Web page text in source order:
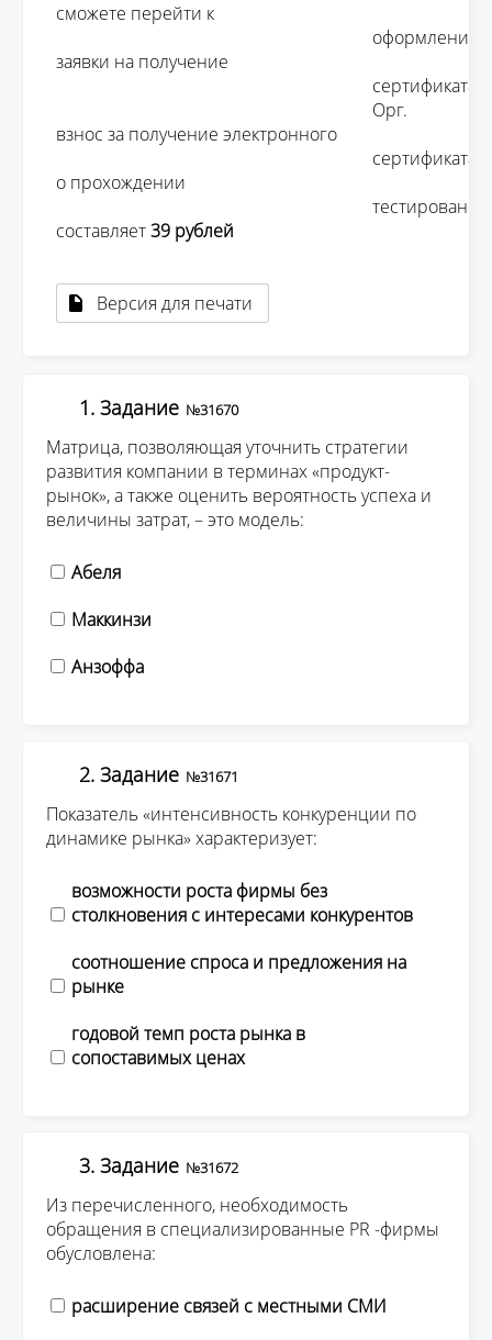
сможете перейти к
заявки на получение
взнос за получение электронного
о прохождении
составляет 39 рублей
Версия для печати
1. Задание №31670
Матрица, позволяющая уточнить стратегии
развития компании в терминах «продукт-
рынок», а также оценить вероятность успеха и
величины затрат, – это модель:
Абеля
Маккинзи
Анзоффа
2. Задание №31671
Показатель «интенсивность конкуренции по
динамике рынка» характеризует:
возможности роста фирмы без
столкновения с интересами конкурентов
соотношение спроса и предложения на
рынке
годовой темп роста рынка в
сопоставимых ценах
3. Задание №31672
Из перечисленного, необходимость
обращения в специализированные PR -фирмы
обусловлена:
расширение связей с местными СМИ